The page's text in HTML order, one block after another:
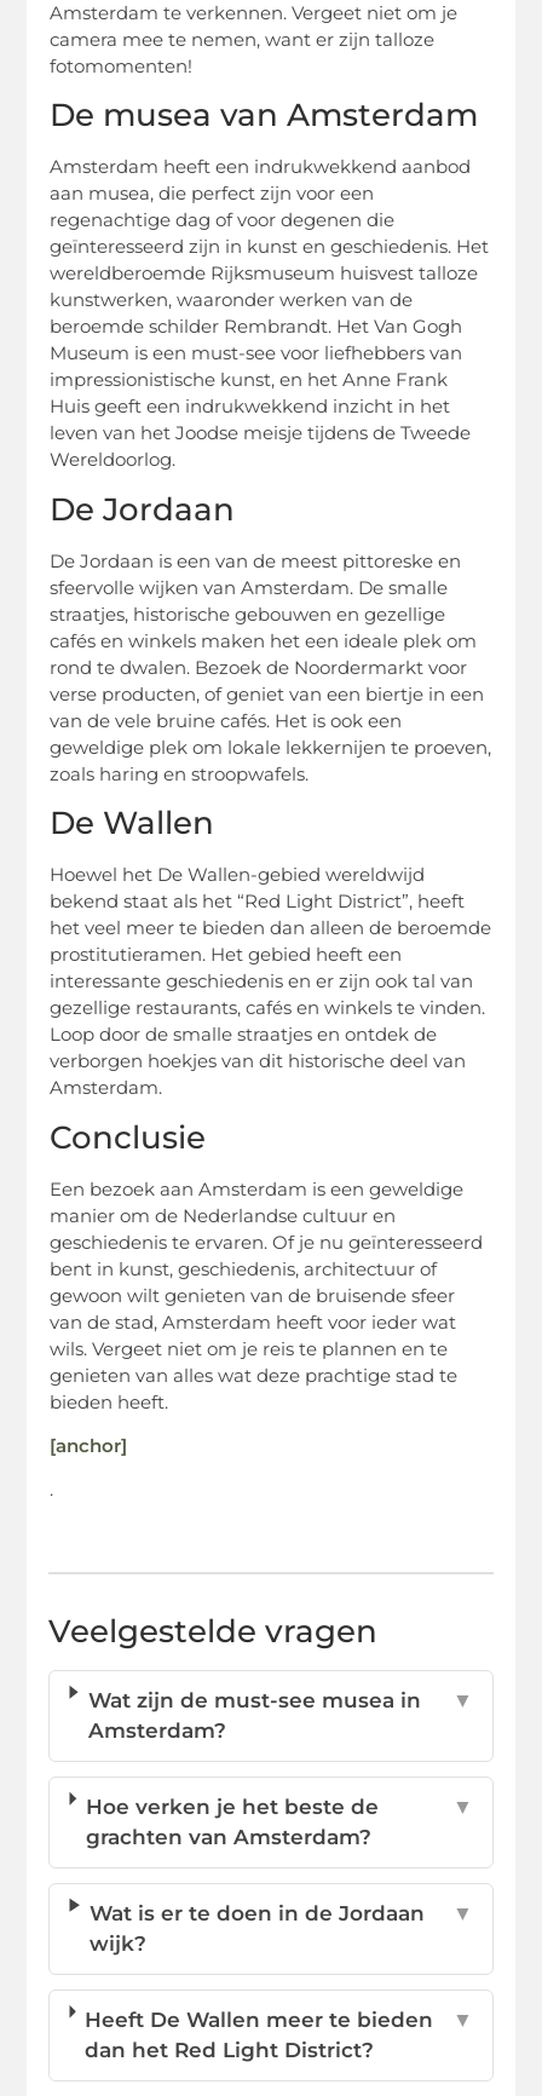
Amsterdam te verkennen. Vergeet niet om je
camera mee te nemen, want er zijn talloze
fotomomenten!
De musea van Amsterdam
Amsterdam heeft een indrukwekkend aanbod
aan musea, die perfect zijn voor een
regenachtige dag of voor degenen die
geïnteresseerd zijn in kunst en geschiedenis. Het
wereldberoemde Rijksmuseum huisvest talloze
kunstwerken, waaronder werken van de
beroemde schilder Rembrandt. Het Van Gogh
Museum is een must-see voor liefhebbers van
impressionistische kunst, en het Anne Frank
Huis geeft een indrukwekkend inzicht in het
leven van het Joodse meisje tijdens de Tweede
Wereldoorlog.
De Jordaan
De Jordaan is een van de meest pittoreske en
sfeervolle wijken van Amsterdam. De smalle
straatjes, historische gebouwen en gezellige
cafés en winkels maken het een ideale plek om
rond te dwalen. Bezoek de Noordermarkt voor
verse producten, of geniet van een biertje in een
van de vele bruine cafés. Het is ook een
geweldige plek om lokale lekkernijen te proeven,
zoals haring en stroopwafels.
De Wallen
Hoewel het De Wallen-gebied wereldwijd
bekend staat als het “Red Light District”, heeft
het veel meer te bieden dan alleen de beroemde
prostitutieramen. Het gebied heeft een
interessante geschiedenis en er zijn ook tal van
gezellige restaurants, cafés en winkels te vinden.
Loop door de smalle straatjes en ontdek de
verborgen hoekjes van dit historische deel van
Amsterdam.
Conclusie
Een bezoek aan Amsterdam is een geweldige
manier om de Nederlandse cultuur en
geschiedenis te ervaren. Of je nu geïnteresseerd
bent in kunst, geschiedenis, architectuur of
gewoon wilt genieten van de bruisende sfeer
van de stad, Amsterdam heeft voor ieder wat
wils. Vergeet niet om je reis te plannen en te
genieten van alles wat deze prachtige stad te
bieden heeft.
[anchor]
.
Veelgestelde vragen
Wat zijn de must-see musea in
Amsterdam?
▼
Hoe verken je het beste de
grachten van Amsterdam?
▼
Wat is er te doen in de Jordaan
wijk?
▼
Heeft De Wallen meer te bieden
dan het Red Light District?
▼